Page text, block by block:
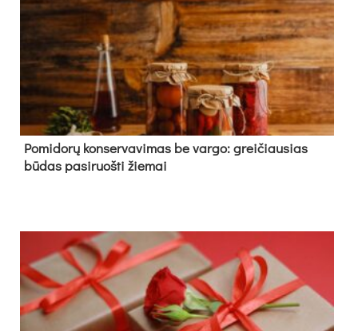
Pomidorų konservavimas be vargo: greičiausias
būdas pasiruošti žiemai